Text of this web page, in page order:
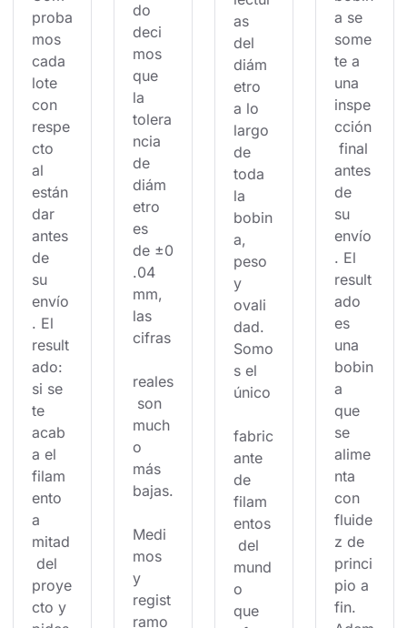
proba
mos
cada
lote
con
respe
cto
al
están
dar
antes
de
su
envío
. El
result
ado:
si se
te
acab
a el
filam
ento
a
mitad
del
proye
cto y
do
deci
mos
que
la
tolera
ncia
de
diám
etro
es
de ±0
.04
mm,
las
cifras
reales
son
much
o
más
bajas.
Medi
mos
y
regist
ramo
as
del
diám
etro
a lo
largo
de
toda
la
bobin
a,
peso
y
ovali
dad.
Somo
s el
único
fabric
ante
de
filam
entos
del
mund
o
que
a se
some
te a
una
inspe
cción
final
antes
de
su
envío
. El
result
ado
es
una
bobin
a
que
se
alime
nta
con
fluide
z de
princi
pio a
fin.